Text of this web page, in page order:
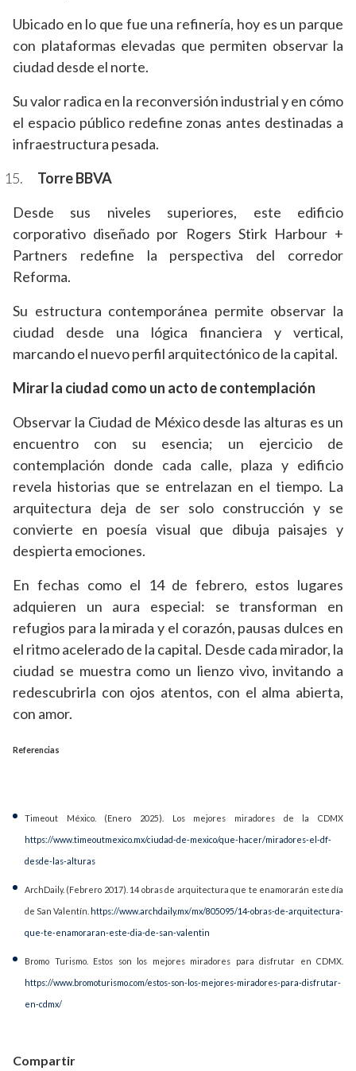
Ubicado en lo que fue una refinería, hoy es un parque
con plataformas elevadas que permiten observar la
ciudad desde el norte.
Su valor radica en la reconversión industrial y en cómo
el espacio público redefine zonas antes destinadas a
infraestructura pesada.
Torre BBVA
Desde sus niveles superiores, este edificio
corporativo diseñado por Rogers Stirk Harbour +
Partners redefine la perspectiva del corredor
Reforma.
Su estructura contemporánea permite observar la
ciudad desde una lógica financiera y vertical,
marcando el nuevo perfil arquitectónico de la capital.
Mirar la ciudad como un acto de contemplación
Observar la Ciudad de México desde las alturas es un
encuentro con su esencia; un ejercicio de
contemplación donde cada calle, plaza y edificio
revela historias que se entrelazan en el tiempo. La
arquitectura deja de ser solo construcción y se
convierte en poesía visual que dibuja paisajes y
despierta emociones.
En fechas como el 14 de febrero, estos lugares
adquieren un aura especial: se transforman en
refugios para la mirada y el corazón, pausas dulces en
el ritmo acelerado de la capital. Desde cada mirador, la
ciudad se muestra como un lienzo vivo, invitando a
redescubrirla con ojos atentos, con el alma abierta,
con amor.
Referencias
Timeout México. (Enero 2025). Los mejores miradores de la CDMX
https://www.timeoutmexico.mx/ciudad-de-mexico/que-hacer/miradores-el-df-
desde-las-alturas
ArchDaily. (Febrero 2017). 14 obras de arquitectura que te enamorarán este día
de San Valentín. https://www.archdaily.mx/mx/805095/14-obras-de-arquitectura-
que-te-enamoraran-este-dia-de-san-valentin
Bromo Turismo. Estos son los mejores miradores para disfrutar en CDMX.
https://www.bromoturismo.com/estos-son-los-mejores-miradores-para-disfrutar-
en-cdmx/
Compartir